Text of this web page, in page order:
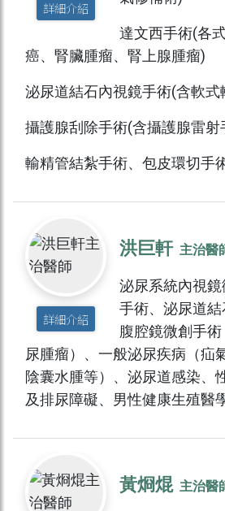
詳細介紹
達文西手術(各
癌、腎臟腫瘤、腎上腺腫瘤)
泌尿道結石內視鏡手術(含軟式
攝護腺刮除手術(含攝護腺雷射
輸精管結紮手術、包皮環切手
詳細介紹
洪巨軒 主治醫
泌尿系統內視
手術、泌尿道結
腹腔鏡微創手
尿腫瘤）、一般泌尿疾病（疝
陰囊水腫等）、泌尿道感染、
及排尿障礙、男性健康生殖醫
黃烱焜 主治醫